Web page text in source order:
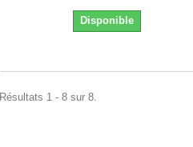
Disponible
Résultats 1 - 8 sur 8.